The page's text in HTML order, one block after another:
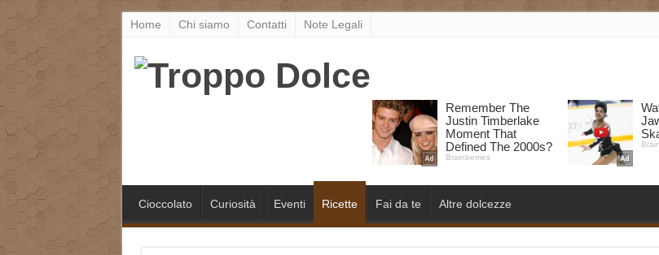
Home Chi siamo Contatti Note Legali
Cioccolato Curiosità Eventi Ricette Fai da te Altre dolcezze